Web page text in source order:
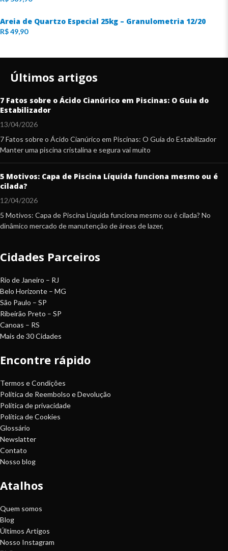
Areia de Quartzo Especial 25kg – Granulometria 12/20
R$49,90
Últimos artigos
7 Fatos sobre o Ácido Cianúrico em Piscinas: O Guia do
Estabilizador
13/04/2026
7 Fatos sobre o Ácido Cianúrico em Piscinas: O Guia do Estabilizador
Manter uma piscina cristalina e segura vai muito
5 Motivos: Capa de Piscina Líquida funciona mesmo ou é
cilada?
12/04/2026
5 Motivos: Capa de Piscina Líquida funciona mesmo ou é cilada? No
dinâmico mercado de manutenção de áreas de lazer,
Cidades Parceiros
Rio de Janeiro – RJ
Belo Horizonte – MG
São Paulo – SP
Ribeirão Preto – SP
Canoas – RS
Mais de 30 Cidades
Encontre rápido
Termos e Condições
Política de Reembolso e Devolução
Política de privacidade
Política de Cookies
Glossário
Newslatter
Contato
Nosso blog
Atalhos
Quem somos
Blog
Últimos Artigos
Nosso Instagram